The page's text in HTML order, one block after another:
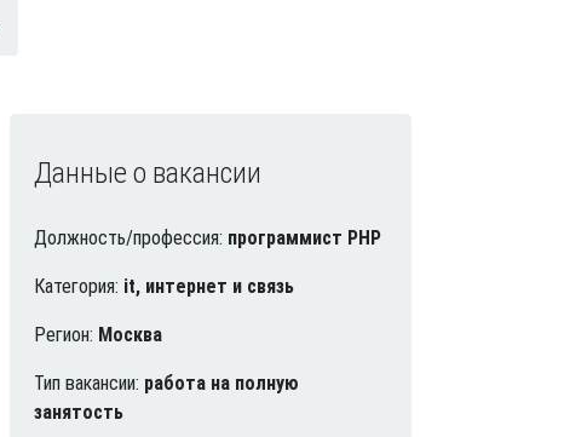
Данные о вакансии
Должность/профессия: программист PHP
Категория: it, интернет и связь
Регион: Москва
Тип вакансии: работа на полную
занятость